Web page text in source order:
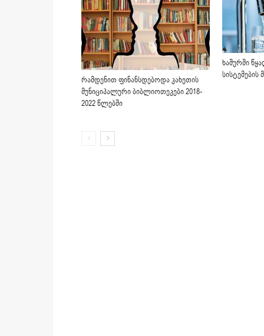
რამდენით ფინანსდებოდა კახეთის
მუნიციპალური ბიბლიოთეკები 2018-
2022 წლებში
ხაშურში
სისტემების